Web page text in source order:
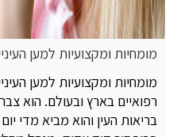
מומחיות ומקצועיות למען
מומחיות ומקצועיות למען
רפואיים בארץ ובעולם. הוא
בריאות העין והוא מביא מדי